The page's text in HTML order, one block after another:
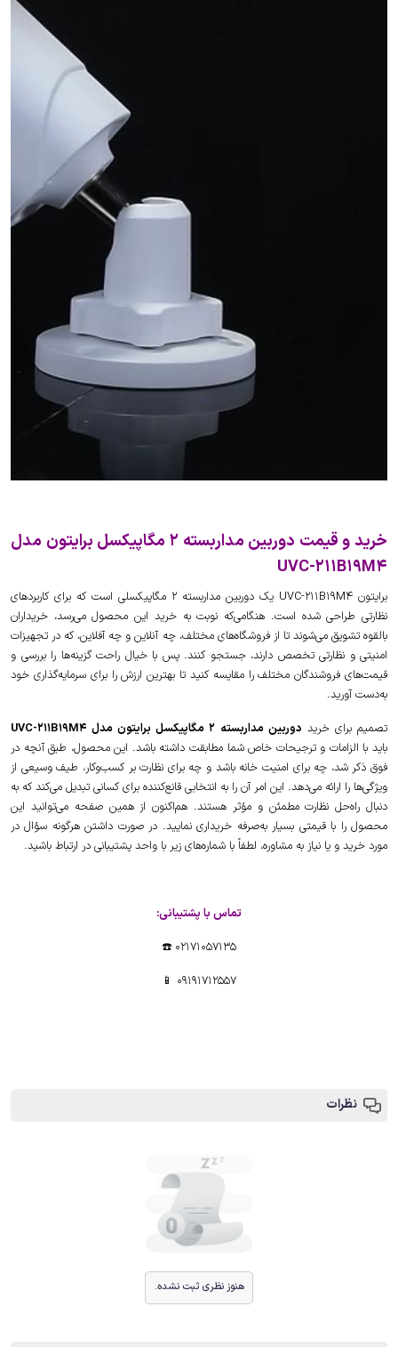
خرید و قیمت دوربین مداربسته 2 مگاپیکسل برایتون مدل
UVC-211B19M4
برایتون UVC-211B19M4 یک دوربین مداربسته 2 مگاپیکسلی است که برای کاربردهای
نظارتی طراحی شده است. هنگامی‌که نوبت به خرید این محصول می‌رسد، خریداران
بالقوه تشویق می‌شوند تا از فروشگاه‌های مختلف، چه آنلاین و چه آفلاین، که در تجهیزات
امنیتی و نظارتی تخصص دارند، جستجو کنند. پس با خیال راحت گزینه‌ها را بررسی و
قیمت‌های فروشندگان مختلف را مقایسه کنید تا بهترین ارزش را برای سرمایه‌گذاری خود
به‌دست آورید.
تصمیم برای خرید دوربین مداربسته 2 مگاپیکسل برایتون مدل UVC-211B19M4
باید با الزامات و ترجیحات خاص شما مطابقت داشته باشد. این محصول، طبق آنچه در
فوق ذکر شد، چه برای امنیت خانه باشد و چه برای نظارت بر کسب‌وکار، طیف وسیعی از
ویژگی‌ها را ارائه می‌دهد. این امر آن را به انتخابی قانع‌کننده برای کسانی تبدیل می‌کند که به
دنبال راه‌حل نظارت مطمئن و مؤثر هستند. هم‌اکنون از همین صفحه می‌توانید این
محصول را با قیمتی بسیار به‌صرفه خریداری نمایید. در صورت داشتن هرگونه سؤال در
مورد خرید و یا نیاز به مشاوره، لطفاً با شماره‌های زیر با واحد پشتیبانی در ارتباط باشید.
تماس با پشتیبانی:
02171057135 ☎️
09191712557 📱
نظرات
هنوز نظری ثبت نشده.